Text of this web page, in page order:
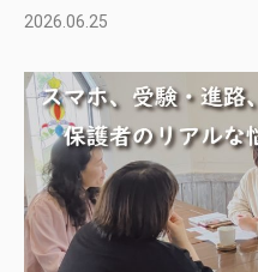
2026.06.25